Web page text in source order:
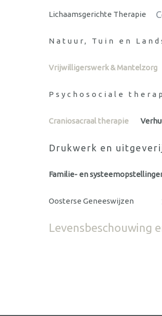
Lichaamsgerichte Therapie
Natuur, Tuin en
Vrijwilligerswerk & Mantelzorg
Psychosociale
Craniosacraal therapie
Drukwerk en
Familie- en
Oosterse Geneeswijzen
Levensbeschouwing